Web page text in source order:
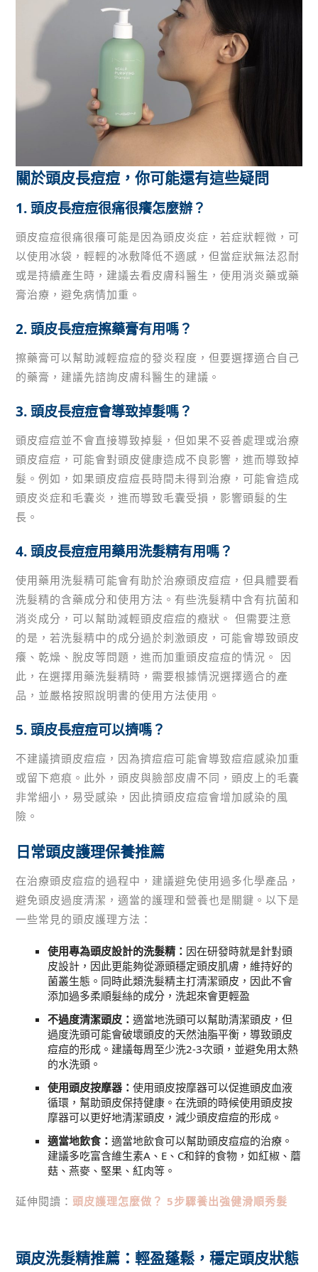
關於頭皮長痘痘，你可能還有這些疑問
1. 頭皮長痘痘很痛很癢怎麼辦？
頭皮痘痘很痛很癢可能是因為頭皮炎症，若症狀輕微，可
以使用冰袋，輕輕的冰敷降低不適感，但當症狀無法忍耐
或是持續產生時，建議去看皮膚科醫生，使用消炎藥或藥
膏治療，避免病情加重。
2. 頭皮長痘痘擦藥膏有用嗎？
擦藥膏可以幫助減輕痘痘的發炎程度，但要選擇適合自己
的藥膏，建議先諮詢皮膚科醫生的建議。
3. 頭皮長痘痘會導致掉髮嗎？
頭皮痘痘並不會直接導致掉髮，但如果不妥善處理或治療
頭皮痘痘，可能會對頭皮健康造成不良影響，進而導致掉
髮。例如，如果頭皮痘痘長時間未得到治療，可能會造成
頭皮炎症和毛囊炎，進而導致毛囊受損，影響頭髮的生
長。
4. 頭皮長痘痘用藥用洗髮精有用嗎？
使用藥用洗髮精可能會有助於治療頭皮痘痘，但具體要看
洗髮精的含藥成分和使用方法。有些洗髮精中含有抗菌和
消炎成分，可以幫助減輕頭皮痘痘的癥狀。 但需要注意
的是，若洗髮精中的成分過於刺激頭皮，可能會導致頭皮
癢、乾燥、脫皮等問題，進而加重頭皮痘痘的情況。 因
此，在選擇用藥洗髮精時，需要根據情況選擇適合的產
品，並嚴格按照說明書的使用方法使用。
5. 頭皮長痘痘可以擠嗎？
不建議擠頭皮痘痘，因為擠痘痘可能會導致痘痘感染加重
或留下疤痕。此外，頭皮與臉部皮膚不同，頭皮上的毛囊
非常細小，易受感染，因此擠頭皮痘痘會增加感染的風
險。
日常頭皮護理保養推薦
在治療頭皮痘痘的過程中，建議避免使用過多化學產品，
避免頭皮過度清潔，適當的護理和營養也是關鍵。以下是
一些常見的頭皮護理方法：
使用專為頭皮設計的洗髮精： 因在研發時就是針對頭
皮設計，因此更能夠從源頭穩定頭皮肌膚，維持好的
菌叢生態。同時此類洗髮精主打清潔頭皮，因此不會
添加過多柔順髮絲的成分，洗起來會更輕盈
不過度清潔頭皮：適當地洗頭可以幫助清潔頭皮，但
過度洗頭可能會破壞頭皮的天然油脂平衡，導致頭皮
痘痘的形成。建議每周至少洗2-3次頭，並避免用太熱
的水洗頭。
使用頭皮按摩器：使用頭皮按摩器可以促進頭皮血液
循環，幫助頭皮保持健康。在洗頭的時候使用頭皮按
摩器可以更好地清潔頭皮，減少頭皮痘痘的形成。
適當地飲食：適當地飲食可以幫助頭皮痘痘的治療。
建議多吃富含維生素A、E、C和鋅的食物，如紅椒、蘑
菇、燕麥、堅果、紅肉等。
延伸閱讀：頭皮護理怎麼做？ 5步驟養出強健滑順秀髮
頭皮洗髮精推薦：輕盈蓬鬆，穩定頭皮狀態